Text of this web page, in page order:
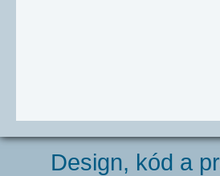
Design, kód a